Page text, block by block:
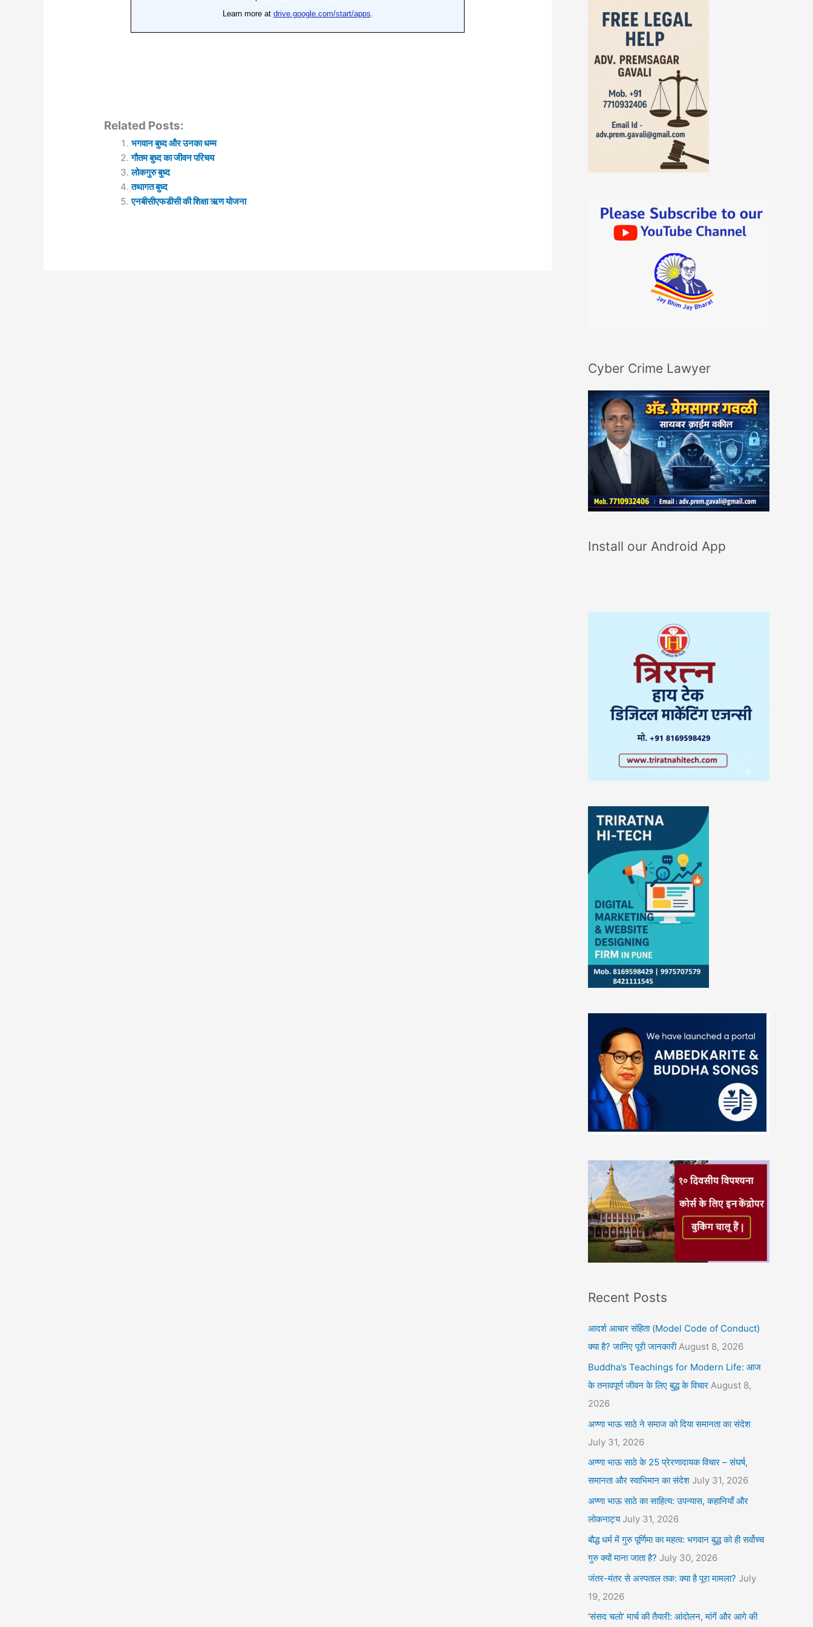
Related Posts:
भगवान बुध्द और उनका धम्म
गौतम बुध्द का जीवन परिचय
लोकगुरु बुध्द
तथागत बुध्द
एनबीसीएफडीसी की शिक्षा ऋण योजना
Cyber Crime Lawyer
Install our Android App
Recent Posts
आदर्श आचार संहिता (Model Code of Conduct)
क्या है? जानिए पूरी जानकारी August 8, 2026
Buddha’s Teachings for Modern Life: आज
के तनावपूर्ण जीवन के लिए बुद्ध के विचार August 8,
2026
अण्णा भाऊ साठे ने समाज को दिया समानता का संदेश
July 31, 2026
अण्णा भाऊ साठे के 25 प्रेरणादायक विचार – संघर्ष,
समानता और स्वाभिमान का संदेश July 31, 2026
अण्णा भाऊ साठे का साहित्य: उपन्यास, कहानियाँ और
लोकनाट्य July 31, 2026
बौद्ध धर्म में गुरु पूर्णिमा का महत्व: भगवान बुद्ध को ही सर्वोच्च
गुरु क्यों माना जाता है? July 30, 2026
जंतर-मंतर से अस्पताल तक: क्या है पूरा मामला? July
19, 2026
‘संसद चलो’ मार्च की तैयारी: आंदोलन, मांगें और आगे की